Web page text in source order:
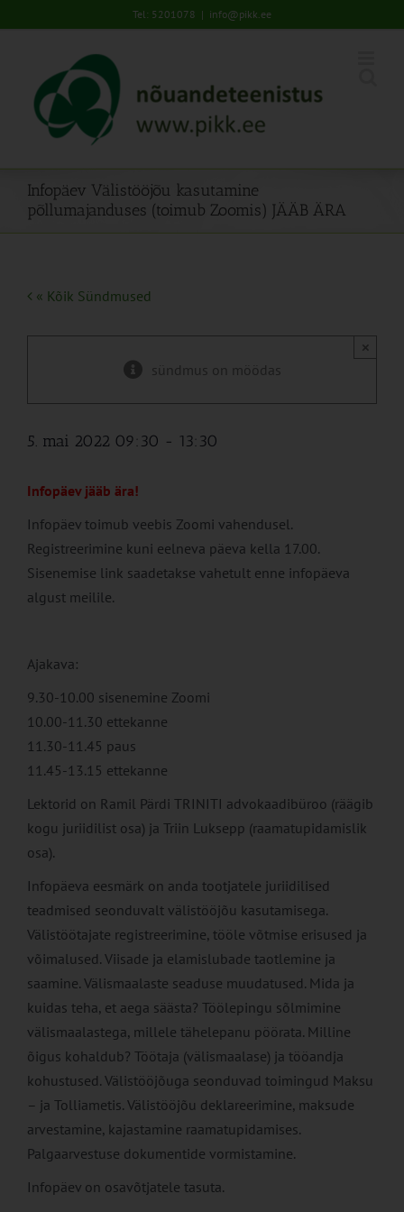
to
Tel: 5201078 | info@pikk.ee
Infopäev Välistööjõu kasutamine
põllumajanduses (toimub Zoomis) JÄÄB ÄRA
« Kõik Sündmused
sündmus on möödas
×
5. mai 2022 09:30 - 13:30
Infopäev jääb ära!
Infopäev toimub veebis Zoomi vahendusel.
Registreerimine kuni eelneva päeva kella 17.00.
Sisenemise link saadetakse vahetult enne infopäeva
algust meilile.
Ajakava:
9.30-10.00 sisenemine Zoomi
10.00-11.30 ettekanne
11.30-11.45 paus
11.45-13.15 ettekanne
Lektorid on Ramil Pärdi TRINITI advokaadibüroo (räägib
kogu juriidilist osa) ja Triin Luksepp (raamatupidamislik
osa).
Infopäeva eesmärk on anda tootjatele juriidilised
teadmised seonduvalt välistööjõu kasutamisega.
Välistöötajate registreerimine, tööle võtmise erisused ja
võimalused. Viisade ja elamislubade taotlemine ja
saamine. Välismaalaste seaduse muudatused. Mida ja
kuidas teha, et aega säästa? Töölepingu sõlmimine
välismaalastega, millele tähelepanu pöörata. Milline
õigus kohaldub? Töötaja (välismaalase) ja tööandja
kohustused. Välistööjõuga seonduvad toimingud Maksu
– ja Tolliametis. Välistööjõu deklareerimine, maksude
arvestamine, kajastamine raamatupidamises.
Palgaarvestuse dokumentide vormistamine.
Infopäev on osavõtjatele tasuta.